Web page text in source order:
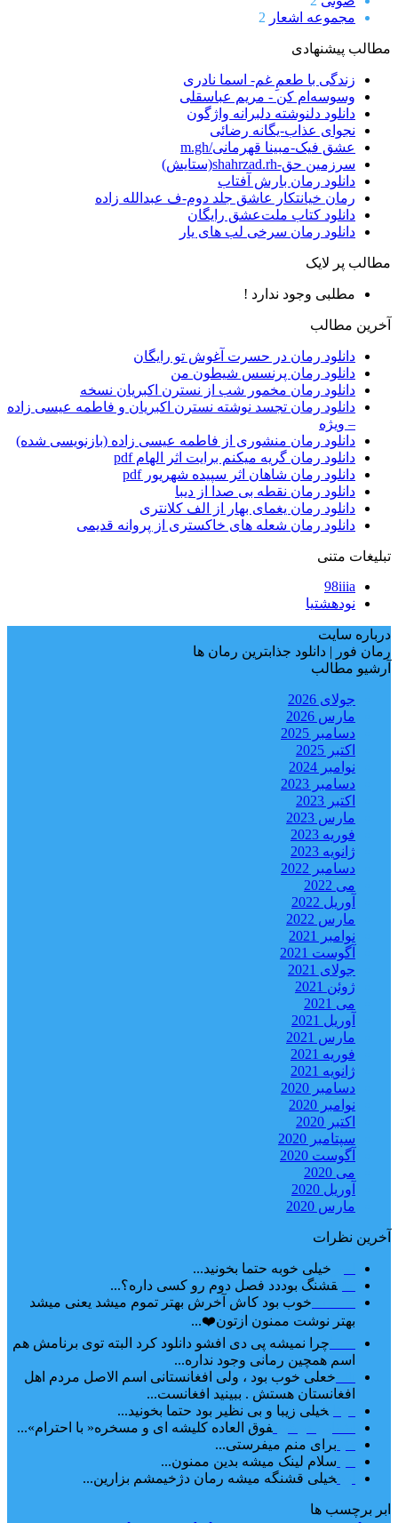
مجموعه اشعار 2
مطالب پیشنهادی
زندگی با طعمِ غم- اسما نادری
وسوسه‌ام کن - مریم عباسقلی
دانلود دلنوشته دلبرانه واژگون
نجوای عذاب-یگانه رضائی
عشق فیک-مبینا قهرمانی/m.gh
سرزمین حق-shahrzad.rh(ستایش)
دانلود رمان بارش آفتاب
رمان خیانتکار عاشق جلد دوم-ف عبدالله زاده
دانلود کتاب ملت‌عشق رایگان
دانلود رمان سرخی لب های یار
مطالب پر لایک
مطلبی وجود ندارد !
آخرین مطالب
دانلود رمان در حسرت آغوش تو رایگان
دانلود رمان پرنسس شیطون من
دانلود رمان مخمور شب از نسترن اکبریان نسخه
دانلود رمان تجسد نوشته نسترن اکبریان و فاطمه عیسی زاده
– ویژه
دانلود رمان منشوری از فاطمه عیسی زاده (بازنویسی شده)
دانلود رمان گریه میکنم برایت اثر الهام pdf
دانلود رمان شاهان اثر سپیده شهریور pdf
دانلود رمان نقطه بی صدا از دیبا
دانلود رمان یغمای بهار از الف کلانتری
دانلود رمان شعله های خاکستری از پروانه قدیمی
تبلیغات متنی
98iiia
نودهشتیا
درباره سایت
رمان فور | دانلود جذابترین رمان ها
آرشیو مطالب
جولای 2026
مارس 2026
دسامبر 2025
اکتبر 2025
نوامبر 2024
دسامبر 2023
اکتبر 2023
مارس 2023
فوریه 2023
ژانویه 2023
دسامبر 2022
می 2022
آوریل 2022
مارس 2022
نوامبر 2021
آگوست 2021
جولای 2021
ژوئن 2021
می 2021
آوریل 2021
مارس 2021
فوریه 2021
ژانویه 2021
دسامبر 2020
نوامبر 2020
اکتبر 2020
سپتامبر 2020
آگوست 2020
می 2020
آوریل 2020
مارس 2020
آخرین نظرات
خیلی خوبه حتما بخونید...
قشنگ بوددد فصل دوم رو کسی داره؟...
خوب بود کاش آخرش بهتر تموم میشد یعنی میشد
بهتر نوشت ممنون ازتون❤️...
چرا نمیشه پی دی افشو دانلود کرد البته توی برنامش هم
اسم همچین رمانی وجود نداره...
خعلی خوب بود ، ولی افغانستانی اسم الاصل مردم اهل
افغانستان هستش . ببینید افغانست...
مهتابخیلی زیبا و بی نظیر بود حتما بخونید...
فوق العاده کلیشه ای و مسخره« با احترام»...
برای منم میفرستی...
سلام لینک میشه بدین ممنون...
آرینخیلی قشنگه میشه رمان دژخیمشم بزارین...
ابر برچسب ها